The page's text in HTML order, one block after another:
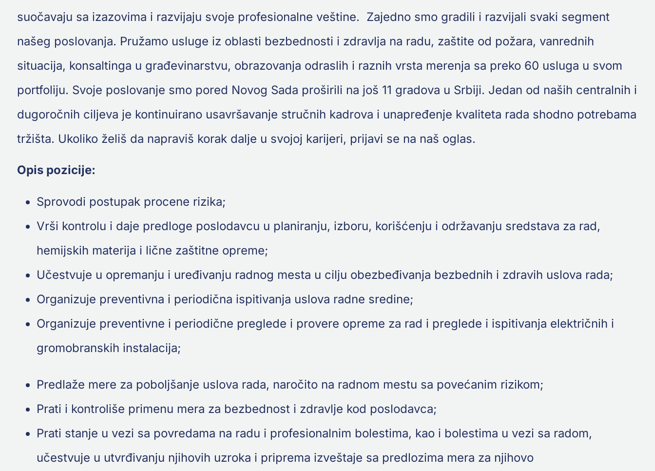
suočavaju sa izazovima i razvijaju svoje profesionalne veštine. Zajedno smo gradili i razvijali svaki segment
našeg poslovanja. Pružamo usluge iz oblasti bezbednosti i zdravlja na radu, zaštite od požara, vanrednih
situacija, konsaltinga u građevinarstvu, obrazovanja odraslih i raznih vrsta merenja sa preko 60 usluga u svom
portfoliju. Svoje poslovanje smo pored Novog Sada proširili na još 11 gradova u Srbiji. Jedan od naših centralnih i
dugoročnih ciljeva je kontinuirano usavršavanje stručnih kadrova i unapređenje kvaliteta rada shodno potrebama
tržišta. Ukoliko želiš da napraviš korak dalje u svojoj karijeri, prijavi se na naš oglas.
Opis pozicije:
Sprovodi postupak procene rizika;
Vrši kontrolu i daje predloge poslodavcu u planiranju, izboru, korišćenju i održavanju sredstava za rad,
hemijskih materija i lične zaštitne opreme;
Učestvuje u opremanju i uređivanju radnog mesta u cilju obezbeđivanja bezbednih i zdravih uslova rada;
Organizuje preventivna i periodična ispitivanja uslova radne sredine;
Organizuje preventivne i periodične preglede i provere opreme za rad i preglede i ispitivanja električnih i
gromobranskih instalacija;
Predlaže mere za poboljšanje uslova rada, naročito na radnom mestu sa povećanim rizikom;
Prati i kontroliše primenu mera za bezbednost i zdravlje kod poslodavca;
Prati stanje u vezi sa povredama na radu i profesionalnim bolestima, kao i bolestima u vezi sa radom,
učestvuje u utvrđivanju njihovih uzroka i priprema izveštaje sa predlozima mera za njihovo